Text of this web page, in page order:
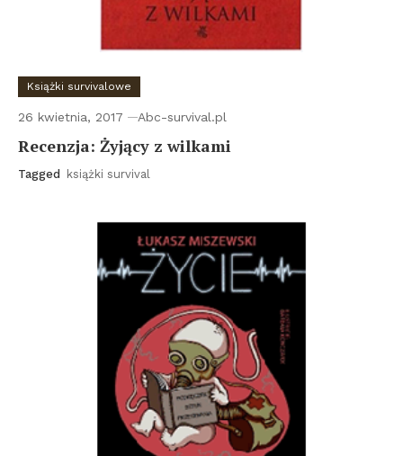
Książki survivalowe
26 kwietnia, 2017 Abc-survival.pl
Recenzja: Żyjący z wilkami
Tagged książki survival